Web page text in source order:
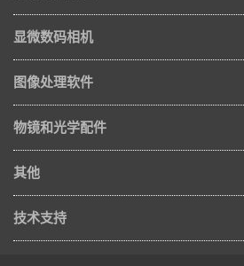
显微数码相机
图像处理软件
物镜和光学配件
其他
技术支持